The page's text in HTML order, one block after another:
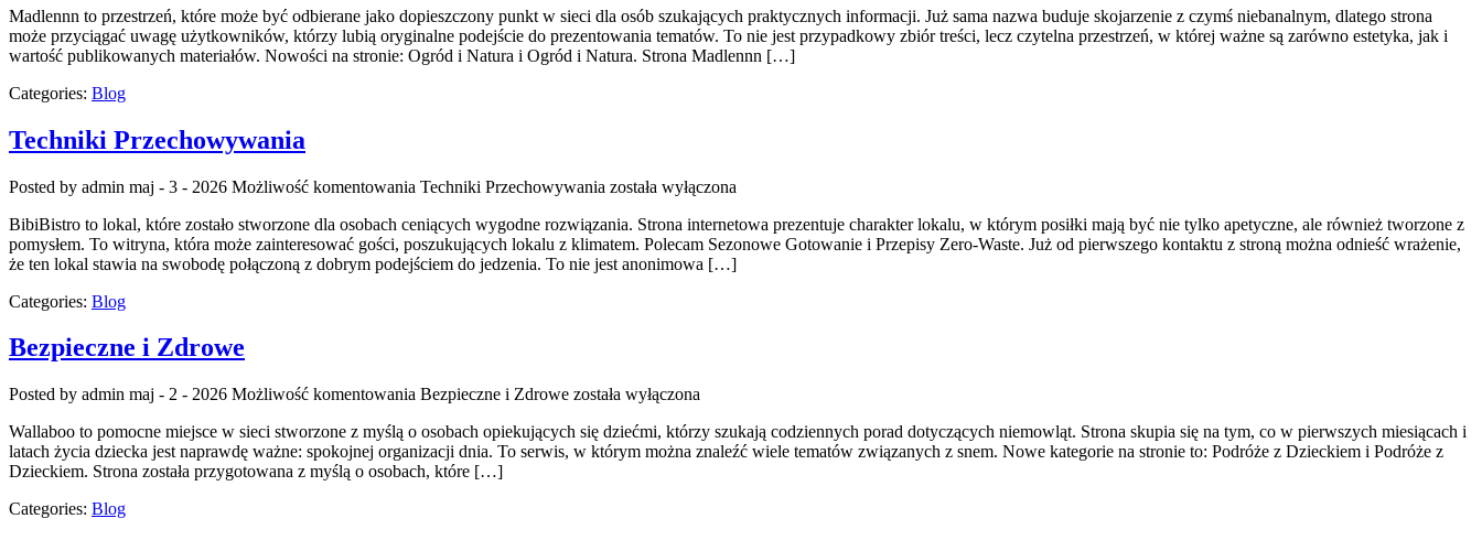
Madlennn to przestrzeń, które może być odbierane jako dopieszczony punkt w sieci dla osób szukających praktycznych informacji. Już sama nazwa buduje skojarzenie z czymś niebanalnym, dlatego strona
może przyciągać uwagę użytkowników, którzy lubią oryginalne podejście do prezentowania tematów. To nie jest przypadkowy zbiór treści, lecz czytelna przestrzeń, w której ważne są zarówno estetyka, jak i
wartość publikowanych materiałów. Nowości na stronie: Ogród i Natura i Ogród i Natura. Strona Madlennn […]
Categories: Blog
Techniki Przechowywania
Posted by admin maj - 3 - 2026 Możliwość komentowania Techniki Przechowywania została wyłączona
BibiBistro to lokal, które zostało stworzone dla osobach ceniących wygodne rozwiązania. Strona internetowa prezentuje charakter lokalu, w którym posiłki mają być nie tylko apetyczne, ale również tworzone z
pomysłem. To witryna, która może zainteresować gości, poszukujących lokalu z klimatem. Polecam Sezonowe Gotowanie i Przepisy Zero-Waste. Już od pierwszego kontaktu z stroną można odnieść wrażenie,
że ten lokal stawia na swobodę połączoną z dobrym podejściem do jedzenia. To nie jest anonimowa […]
Categories: Blog
Bezpieczne i Zdrowe
Posted by admin maj - 2 - 2026 Możliwość komentowania Bezpieczne i Zdrowe została wyłączona
Wallaboo to pomocne miejsce w sieci stworzone z myślą o osobach opiekujących się dziećmi, którzy szukają codziennych porad dotyczących niemowląt. Strona skupia się na tym, co w pierwszych miesiącach i
latach życia dziecka jest naprawdę ważne: spokojnej organizacji dnia. To serwis, w którym można znaleźć wiele tematów związanych z snem. Nowe kategorie na stronie to: Podróże z Dzieckiem i Podróże z
Dzieckiem. Strona została przygotowana z myślą o osobach, które […]
Categories: Blog